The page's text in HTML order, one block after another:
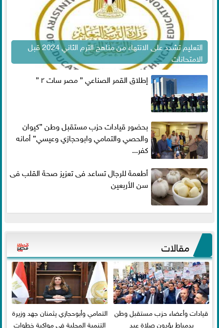
التعليم تشدد على الانتهاء من مناهج الترم الثاني 2024 قبل
الامتحانات
إطلاق القمر الصناعي ” مصر سات ٢ ”
بحضور قيادات حزب مستقبل وطن ”كيوان
والحصي والتمامي وابوحجازي وعيسي” أمانه
كفر...
أطعمة للرجال تساعد فى تعزيز صحة القلب فى
سن الأربعين
مقالات
قيادات وأعضاء حزب مستقبل وطن
بدمياط يؤدون صلاة عيد
التمامي وأبوحجازي يثمنان جهد وزيرة
التنمية المحلية في مواكبة خطوات